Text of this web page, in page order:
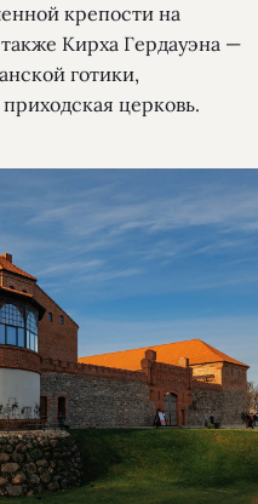
крепости на
Кирха Гердауэна —
готики,
церковь.